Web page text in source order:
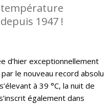
1947 !
d’hier exceptionnellement
le nouveau record absolu
à 39 °C, la nuit de
également dans